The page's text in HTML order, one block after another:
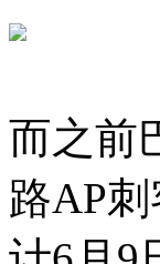
而之前
路AP